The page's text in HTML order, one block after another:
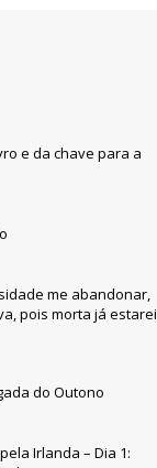
e da chave para a
me abandonar,
pois morta já estarei
do Outono
Irlanda – Dia 1: